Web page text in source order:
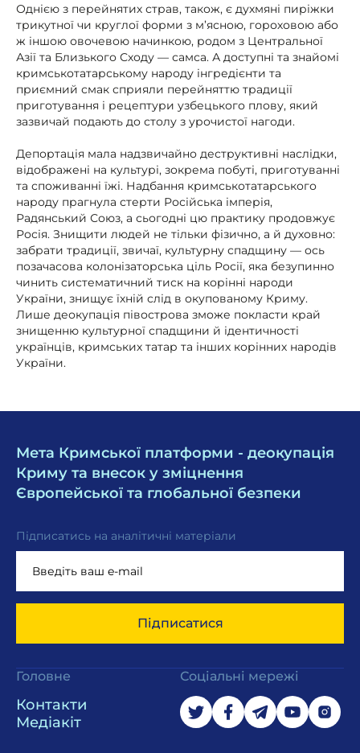
Однією з перейнятих страв, також, є духмяні пиріжки
трикутної чи круглої форми з м’ясною, гороховою або
ж іншою овочевою начинкою, родом з Центральної
Азії та Близького Сходу — самса. А доступні та знайомі
кримськотатарському народу інгредієнти та
приємний смак сприяли перейняттю традиції
приготування і рецептури узбецького плову, який
зазвичай подають до столу з урочистої нагоди.
Депортація мала надзвичайно деструктивні наслідки,
відображені на культурі, зокрема побуті, приготуванні
та споживанні їжі. Надбання кримськотатарського
народу прагнула стерти Російська імперія,
Радянський Союз, а сьогодні цю практику продовжує
Росія. Знищити людей не тільки фізично, а й духовно:
забрати традиції, звичаї, культурну спадщину — ось
позачасова колонізаторська ціль Росії, яка безупинно
чинить систематичний тиск на корінні народи
України, знищує їхній слід в окупованому Криму.
Лише деокупація півострова зможе покласти край
знищенню культурної спадщини й ідентичності
українців, кримських татар та інших корінних народів
України.
Мета Кримської платформи - деокупація
Криму та внесок у зміцнення
Європейської та глобальної безпеки
Підписатись на аналітичні матеріали
Підписатися
Головне
Контакти
Медіакіт
Соціальні мережі